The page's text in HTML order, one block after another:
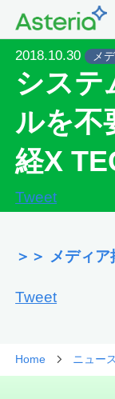
2018.10.30 メ
システ
ルを不
経X
Tweet
＞＞ メディ
Tweet
Home ニュース